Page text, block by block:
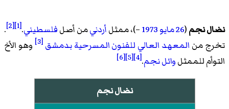
نضال نجم(26 مايو 1973–)، ممثلأردنيمن أصلفلسطيني.
[1]
[2]
.
تخرج من المعهد العالي للفنون المسرحية بدمشق [3]
وهو الأخ
التوأم للممثلوائل نجم.
[4]
[5]
[6]
نضال نجم